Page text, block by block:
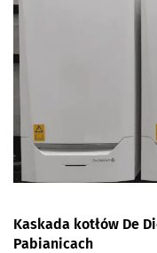
ciepła, magazyn
Mój Prąd 5.0
Kaskada kotłów De
Pabianicach